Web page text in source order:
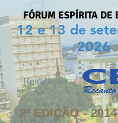
FÓRUM ESPÍRITA DE
12 e 13 de
2026
Realização:
2ª EDIÇÃO - 2014